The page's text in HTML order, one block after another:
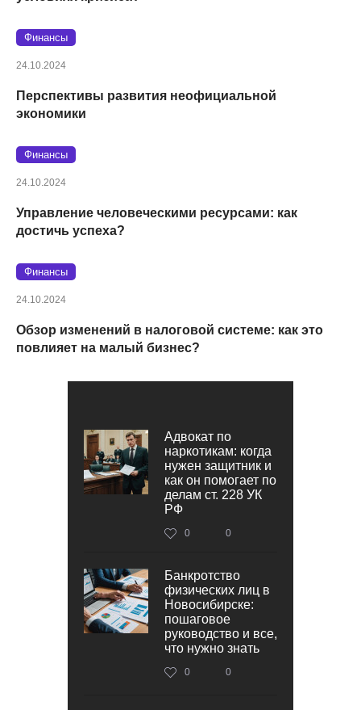
Финансы
24.10.2024
Перспективы развития неофициальной
экономики
Финансы
24.10.2024
Управление человеческими ресурсами: как
достичь успеха?
Финансы
24.10.2024
Обзор изменений в налоговой системе: как это
повлияет на малый бизнес?
Адвокат по
наркотикам: когда
нужен защитник и
как он помогает по
делам ст. 228 УК
РФ
0 0
Банкротство
физических лиц в
Новосибирске:
пошаговое
руководство и все,
что нужно знать
0 0